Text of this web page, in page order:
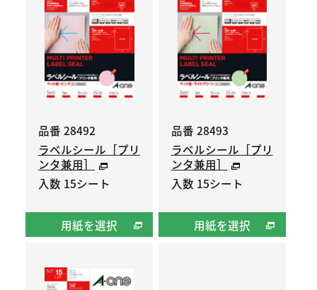
品番 28492
ラベルシール［プリ
ンタ兼用］
入数 15シート
用紙を選択
品番 28493
ラベルシール［プリ
ンタ兼用］
入数 15シート
用紙を選択